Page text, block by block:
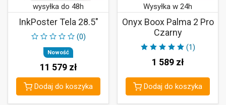
wysyłka do 48h
InkPoster Tela 28.5"
(0)
Nowość
11 579zł
Dodaj do koszyka
Wysyłka w 24h
Onyx Boox Palma 2 Pro
Czarny
(1)
1 589zł
Dodaj do koszyka